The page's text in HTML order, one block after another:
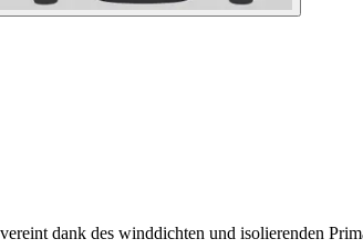
dank des winddichten und isolierenden